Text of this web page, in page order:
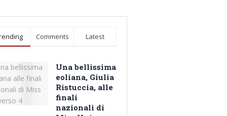
Comments Latest
Una bellissima
eoliana, Giulia
Ristuccia, alle
finali
nazionali di